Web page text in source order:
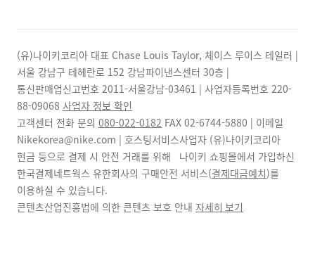
(유)나이키코리아 대표 Chase Louis Taylor, 체이스 루이스 테일러 |
서울 강남구 테헤란로 152 강남파이낸스센터 30층 |
통신판매업신고번호 2011-서울강남-03461 | 사업자등록번호 220-
88-09068 사업자 정보 확인
고객센터 전화 문의 080-022-0182 FAX 02-6744-5880 | 이메일
Nikekorea@nike.com | 호스팅서비스사업자 (유)나이키코리아
현금 등으로 결제 시 안전 거래를 위해 나이키 쇼핑몰에서 가입하신
한국결제네트웍스 유한회사의 구매안전 서비스(결제대금예치)를
이용하실 수 있습니다.
콘텐츠산업진흥법에 의한 콘텐츠 보호 안내 자세히 보기